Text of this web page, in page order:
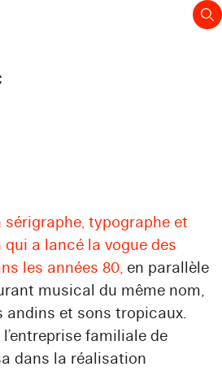
typographe et
a lancé la vogue des
les années 80, en parallèle
musical du même nom,
andins et sons tropicaux.
familiale de
dans la réalisation